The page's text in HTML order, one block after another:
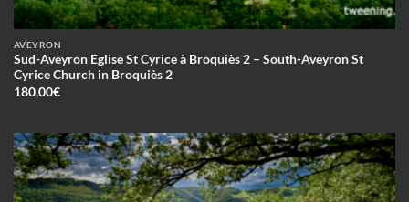
AVEYRON
Sud-Aveyron Eglise St Cyrice à Broquiès 2 – South-Aveyron St
Cyrice Church in Broquiès 2
180,00€